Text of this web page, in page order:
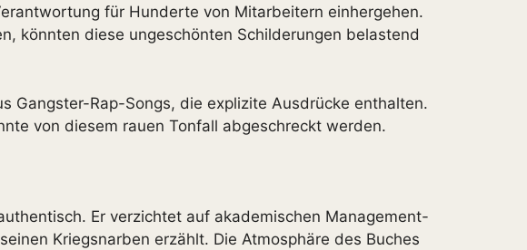
für Hunderte von Mitarbeitern einhergehen.
könnten diese ungeschönten Schilderungen belastend
Gangster-Rap-Songs, die explizite Ausdrücke enthalten.
von diesem rauen Tonfall abgeschreckt werden.
Er verzichtet auf akademischen Management-
Kriegsnarben erzählt. Die Atmosphäre des Buches